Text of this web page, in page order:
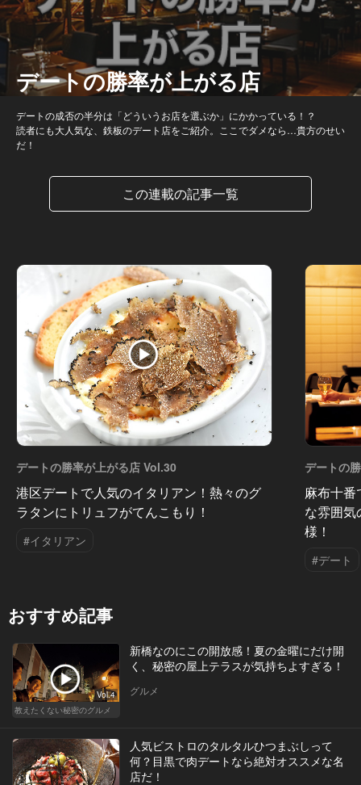
デートの勝率が上がる店
デートの成否の半分は「どういうお店を選ぶか」にかかっている！？
読者にも大人気な、鉄板のデート店をご紹介。ここでダメなら…貴方のせい
だ！
この連載の記事一覧
デートの勝率が上がる店 Vol.30
港区デートで人気のイタリアン！熱々のグ
ラタンにトリュフがてんこもり！
#イタリアン
デートの
麻布十
な雰囲
様！
#デート
おすすめ記事
Vol.4
教えたくない秘密のグルメ
新橋なのにこの開放感！夏の金曜にだけ開
く、秘密の屋上テラスが気持ちよすぎる！
グルメ
人気ビストロのタルタルひつまぶしって
何？目黒で肉デートなら絶対オススメな名
店だ！